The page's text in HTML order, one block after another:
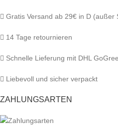
Gratis Versand ab 29€ in D (außer
14 Tage retournieren
Schnelle Lieferung mit DHL
Liebevoll und sicher verpackt
ZAHLUNGSARTEN